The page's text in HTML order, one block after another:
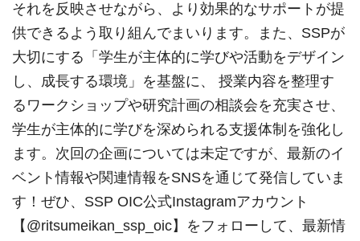
それを反映させながら、より効果的なサポートが提
供できるよう取り組んでまいります。また、 SSPが
大切にする「学生が主体的に学びや活動をデザイン
し、成長する環境」を基盤に、 授業内容を整理す
るワークショップや研究計画の相談会を充実させ、
学生が主体的に学びを深められる支援体制を強化し
ます。次回の企画については未定ですが、最新のイ
ベント情報や関連情報をSNSを通じて発信していま
す！ぜひ、 SSP OIC公式Instagramアカウント
【 @ritsumeikan_ssp_oic】をフォローして、最新情